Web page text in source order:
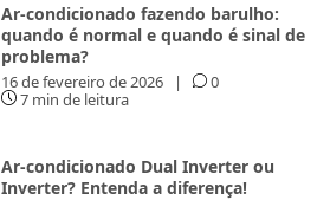
Ar-condicionado fazendo barulho:
quando é normal e quando é sinal de
problema?
16 de fevereiro de 2026 |
0
7 min de leitura
Ar-condicionado Dual Inverter ou
Inverter? Entenda a diferença!